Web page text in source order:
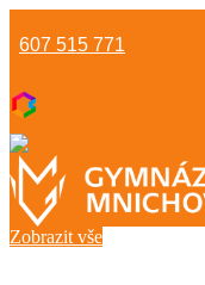
607 515 771
Zobrazit vše